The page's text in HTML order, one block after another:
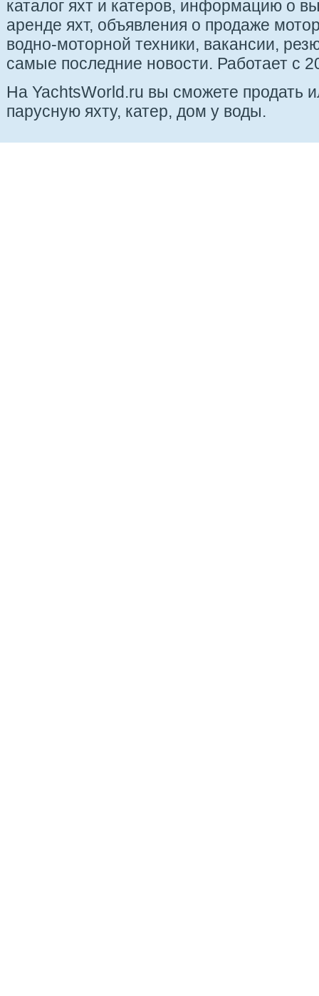
каталог яхт и катеров, информацию о
аренде яхт, объявления о продаже
водно-моторной техники, вакансии,
самые последние новости. Работает с
На YachtsWorld.ru вы сможете продать
парусную яхту, катер, дом у воды.